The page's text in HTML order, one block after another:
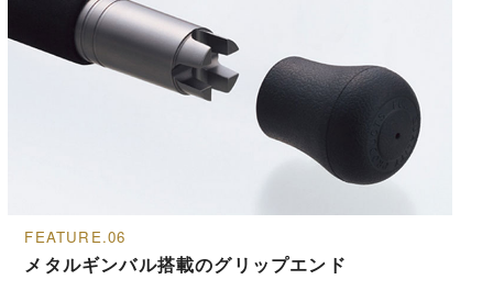
FEATURE.06
メタルギンバル搭載のグリップエンド